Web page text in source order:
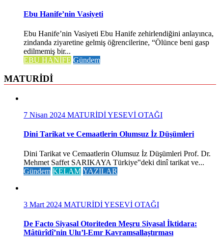
Ebu Hanife’nin Vasiyeti
Ebu Hanife’nin Vasiyeti Ebu Hanife zehirlendiğini anlayınca,
zindanda ziyaretine gelmiş öğrencilerine, “Ölünce beni gasp
edilmemiş bir...
EBU HANİFE Gündem
MATURİDİ
7 Nisan 2024 MATURİDİ YESEVİ OTAĞI
Dini Tarikat ve Cemaatlerin Olumsuz İz Düşümleri
Dini Tarikat ve Cemaatlerin Olumsuz İz Düşümleri Prof. Dr.
Mehmet Saffet SARIKAYA Türkiye‟deki dinî tarikat ve...
Gündem KELAM YAZILAR
3 Mart 2024 MATURİDİ YESEVİ OTAĞI
De Facto Siyasal Otoriteden Meşru Siyasal İktidara:
Mâtürîdî’nin Ulu’l-Emr Kavramsallaştırması